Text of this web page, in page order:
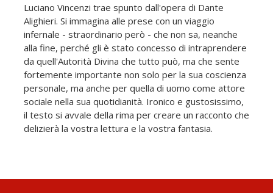
Luciano Vincenzi trae spunto dall'opera di Dante
Alighieri. Si immagina alle prese con un viaggio
infernale - straordinario però - che non sa, neanche
alla fine, perché gli è stato concesso di intraprendere
da quell'Autorità Divina che tutto può, ma che sente
fortemente importante non solo per la sua coscienza
personale, ma anche per quella di uomo come attore
sociale nella sua quotidianità. Ironico e gustosissimo,
il testo si avvale della rima per creare un racconto che
delizierà la vostra lettura e la vostra fantasia.